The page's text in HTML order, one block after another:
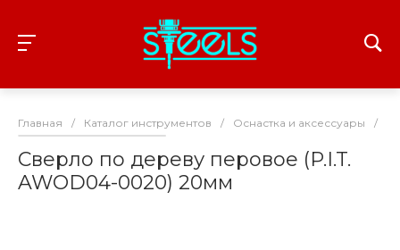
Главная / Каталог инструментов / Оснастка и аксессуары /
Сверло по дереву перовое (P.I.T.
AWOD04-0020) 20мм